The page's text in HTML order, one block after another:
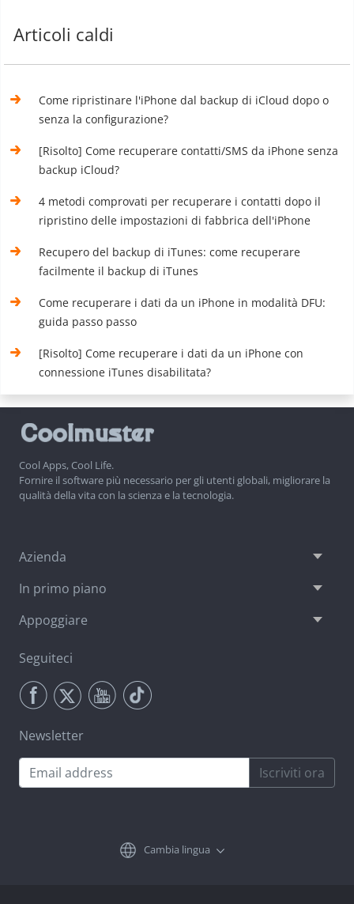
Articoli caldi
Come ripristinare l'iPhone dal backup di iCloud dopo o
senza la configurazione?
[Risolto] Come recuperare contatti/SMS da iPhone senza
backup iCloud?
4 metodi comprovati per recuperare i contatti dopo il
ripristino delle impostazioni di fabbrica dell'iPhone
Recupero del backup di iTunes: come recuperare
facilmente il backup di iTunes
Come recuperare i dati da un iPhone in modalità DFU:
guida passo passo
[Risolto] Come recuperare i dati da un iPhone con
connessione iTunes disabilitata?
Cool Apps, Cool Life.
Fornire il software più necessario per gli utenti globali, migliorare la
qualità della vita con la scienza e la tecnologia.
Azienda
In primo piano
Appoggiare
Seguiteci
Newsletter
Iscriviti ora
Cambia lingua